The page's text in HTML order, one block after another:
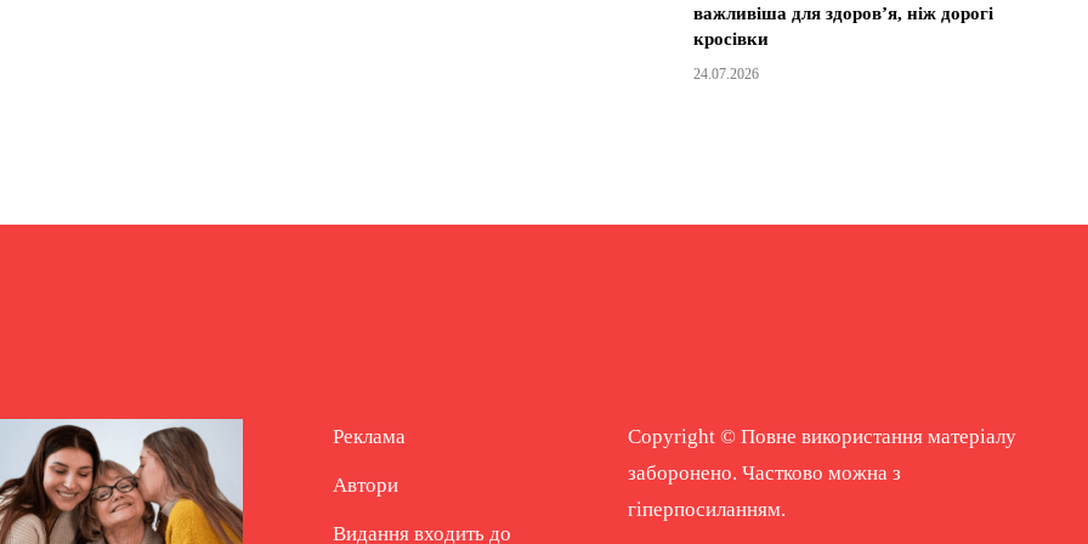
важливіша для здоров’я, ніж дорогі
кросівки
24.07.2026
Реклама
Автори
Видання входить до
Copyright © Повне використання матеріалу
заборонено. Частково можна з
гіперпосиланням.